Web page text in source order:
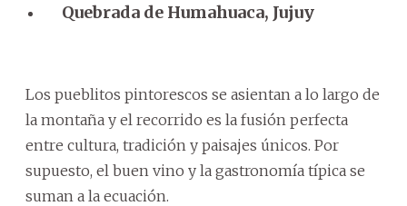
Quebrada de Humahuaca, Jujuy
Los pueblitos pintorescos se asientan a lo largo de
la montaña y el recorrido es la fusión perfecta
entre cultura, tradición y paisajes únicos. Por
supuesto, el buen vino y la gastronomía típica se
suman a la ecuación.